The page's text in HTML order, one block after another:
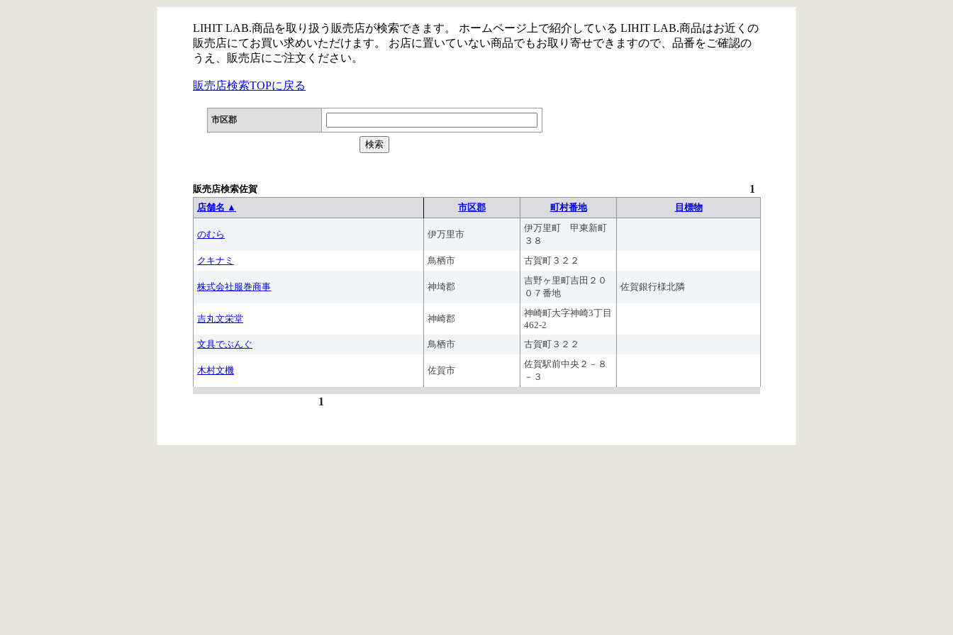
LIHIT LAB.商品を取り扱う販売店が検索できます。 ホームページ上で紹介している LIHIT LAB.商品はお近くの
販売店にてお買い求めいただけます。 お店に置いていない商品でもお取り寄せできますので、品番をご確認の
うえ、販売店にご注文ください。
販売店検索TOPに戻る
市区郡
販売店検索佐賀 1
店舗名 ▲ 市区郡 町村番地 目標物
のむら 伊万里市
伊万里町 甲東新町
３８
クキナミ
鳥栖市 古賀町３２２
株式会社服巻商事 神埼郡
吉野ヶ里町吉田２０
０７番地
佐賀銀行様北隣
吉丸文栄堂 神崎郡
神崎町大字神崎3丁目
462-2
文具でぶんぐ
鳥栖市 古賀町３２２
木村文機 佐賀市
佐賀駅前中央２－８
－３
1